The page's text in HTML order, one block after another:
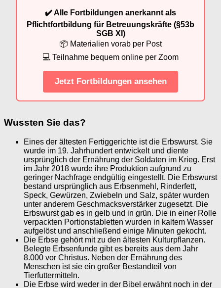
✔️ Alle Fortbildungen anerkannt als
Pflichtfortbildung für Betreuungskräfte (§53b
SGB XI)
📦 Materialien vorab per Post
💻 Teilnahme bequem online per Zoom
Jetzt Fortbildungen ansehen
Wussten Sie das?
Eines der ältesten Fertiggerichte ist die Erbswurst. Sie
wurde im 19. Jahrhundert entwickelt und diente
ursprünglich der Ernährung der Soldaten im Krieg. Erst
im Jahr 2018 wurde ihre Produktion aufgrund zu
geringer Nachfrage endgültig eingestellt. Die Erbswurst
bestand ursprünglich aus Erbsenmehl, Rinderfett,
Speck, Gewürzen, Zwiebeln und Salz, später wurden
unter anderem Geschmacksverstärker zugesetzt. Die
Erbswurst gab es in gelb und in grün. Die in einer Rolle
verpackten Portionstabletten wurden in kaltem Wasser
aufgelöst und anschließend einige Minuten gekocht.
Die Erbse gehört mit zu den ältesten Kulturpflanzen.
Belegte Erbsenfunde gibt es bereits aus dem Jahr
8.000 vor Christus. Neben der Ernährung des
Menschen ist sie ein großer Bestandteil von
Tierfuttermitteln.
Die Erbse wird weder in der Bibel erwähnt noch in der